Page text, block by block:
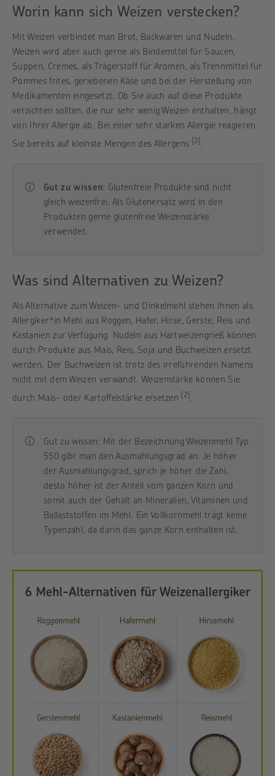
Worin kann sich Weizen verstecken?
Mit Weizen verbindet man Brot, Backwaren und Nudeln.
Weizen wird aber auch gerne als Bindemittel für Saucen,
Suppen, Cremes, als Trägerstoff für Aromen, als Trennmittel für
Pommes frites, geriebenen Käse und bei der Herstellung von
Medikamenten eingesetzt. Ob Sie auch auf diese Produkte
verzichten sollten, die nur sehr wenig Weizen enthalten, hängt
von Ihrer Allergie ab. Bei einer sehr starken Allergie reagieren
Sie bereits auf kleinste Mengen des Allergens [2].
Gut zu wissen: Glutenfreie Produkte sind nicht
gleich weizenfrei. Als Glutenersatz wird in den
Produkten gerne glutenfreie Weizenstärke
verwendet.
Was sind Alternativen zu Weizen?
Als Alternative zum Weizen- und Dinkelmehl stehen Ihnen als
Allergiker*in Mehl aus Roggen, Hafer, Hirse, Gerste, Reis und
Kastanien zur Verfügung. Nudeln aus Hartweizengrieß können
durch Produkte aus Mais, Reis, Soja und Buchweizen ersetzt
werden. Der Buchweizen ist trotz des irreführenden Namens
nicht mit dem Weizen verwandt. Weizenstärke können Sie
durch Mais- oder Kartoffelstärke ersetzen [2].
Gut zu wissen: Mit der Bezeichnung Weizenmehl Typ
550 gibt man den Ausmahlungsgrad an. Je höher
der Ausmahlungsgrad, sprich je höher die Zahl,
desto höher ist der Anteil vom ganzen Korn und
somit auch der Gehalt an Mineralien, Vitaminen und
Ballaststoffen im Mehl. Ein Vollkornmehl trägt keine
Typenzahl, da darin das ganze Korn enthalten ist.